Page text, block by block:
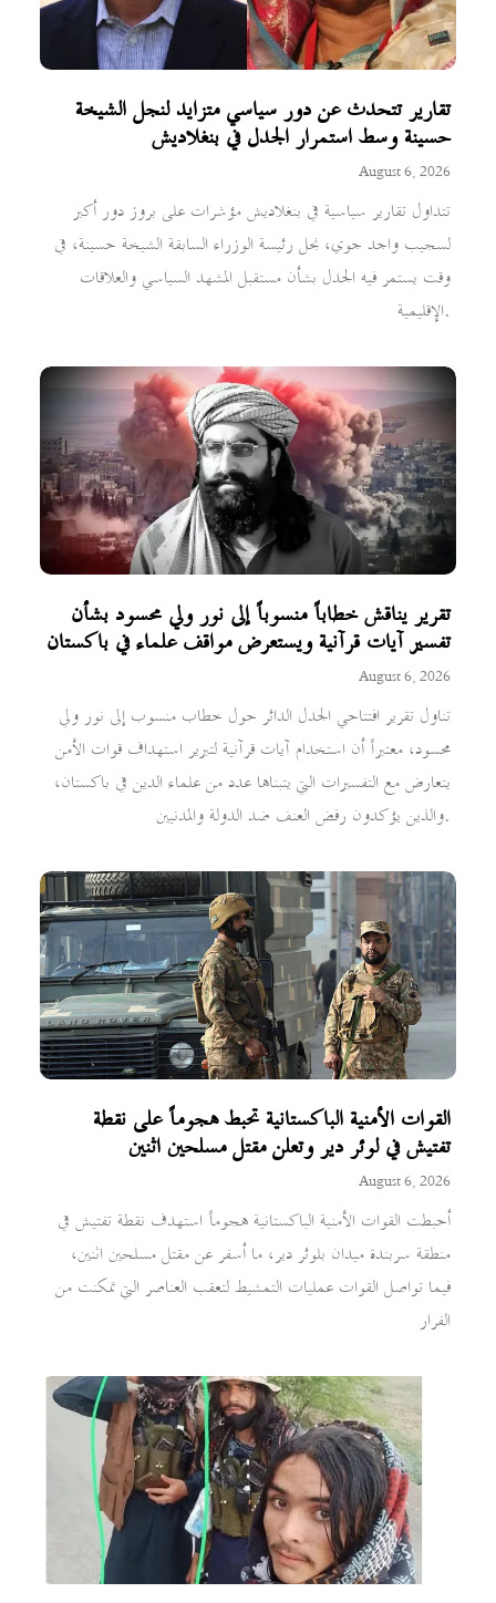
تقارير تتحدث عن دور سياسي متزايد لنجل الشيخة
حسينة وسط استمرار الجدل في بنغلاديش
August 6, 2026
تتداول تقارير سياسية في بنغلاديش مؤشرات على بروز دور أكبر
لسجيب واجد جوي، نجل رئيسة الوزراء السابقة الشيخة حسينة، في
وقت يستمر فيه الجدل بشأن مستقبل المشهد السياسي والعلاقات
الإقليمية.
تقرير يناقش خطاباً منسوباً إلى نور ولي محسود بشأن
تفسير آيات قرآنية ويستعرض مواقف علماء في باكستان
August 6, 2026
تناول تقرير افتتاحي الجدل الدائر حول خطاب منسوب إلى نور ولي
محسود، معتبراً أن استخدام آيات قرآنية لتبرير استهداف قوات الأمن
يتعارض مع التفسيرات التي يتبناها عدد من علماء الدين في باكستان،
والذين يؤكدون رفض العنف ضد الدولة والمدنيين.
القوات الأمنية الباكستانية تحبط هجوماً على نقطة
تفتيش في لوئر دير وتعلن مقتل مسلحين اثنين
August 6, 2026
أحبطت القوات الأمنية الباكستانية هجوماً استهدف نقطة تفتيش في
منطقة سربندة ميدان بلوئر دير، ما أسفر عن مقتل مسلحين اثنين،
فيما تواصل القوات عمليات التمشيط لتعقب العناصر التي تمكنت من
الفرار